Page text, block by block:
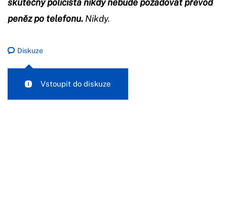
skutečný policista nikdy nebude požadovat převod
peněz po telefonu. Nikdy.
Diskuze
Vstoupit do diskuze